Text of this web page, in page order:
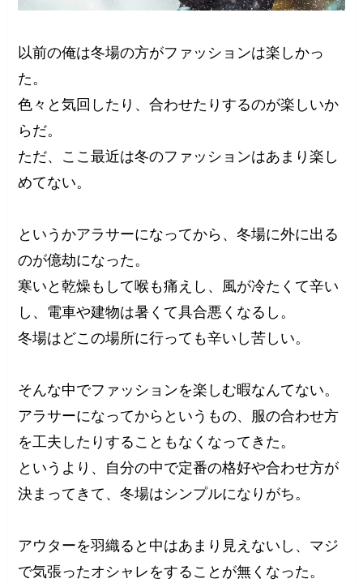
以前の俺は冬場の方がファッションは楽しかっ
た。
色々と気回したり、合わせたりするのが楽しいか
らだ。
ただ、ここ最近は冬のファッションはあまり楽し
めてない。
というかアラサーになってから、冬場に外に出る
のが億劫になった。
寒いと乾燥もして喉も痛えし、風が冷たくて辛い
し、電車や建物は暑くて具合悪くなるし。
冬場はどこの場所に行っても辛いし苦しい。
そんな中でファッションを楽しむ暇なんてない。
アラサーになってからというもの、服の合わせ方
を工夫したりすることもなくなってきた。
というより、自分の中で定番の格好や合わせ方が
決まってきて、冬場はシンプルになりがち。
アウターを羽織ると中はあまり見えないし、マジ
で気張ったオシャレをすることが無くなった。